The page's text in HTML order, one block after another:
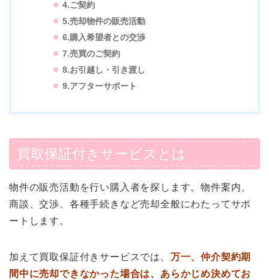
4.ご契約
5.売却物件の販売活動
6.購入希望者との交渉
7.売買のご契約
8.お引越し・引き渡し
9.アフターサポート
買取保証付きサービスとは
物件の販売活動を行い購入者を探します。物件案内、
商談、交渉、各種手続きなど売却全般にわたってサポ
ートします。
加えて買取保証付きサービスでは、 万一、仲介契約期
間中に売却できなかった場合は、あらかじめ決めてお